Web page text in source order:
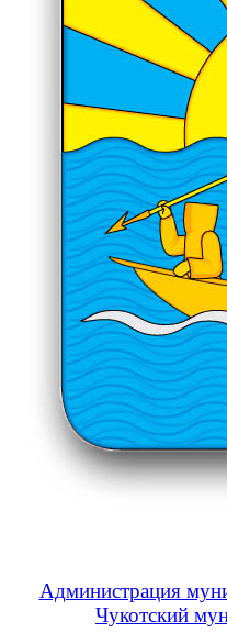
Администрация
Чукотский